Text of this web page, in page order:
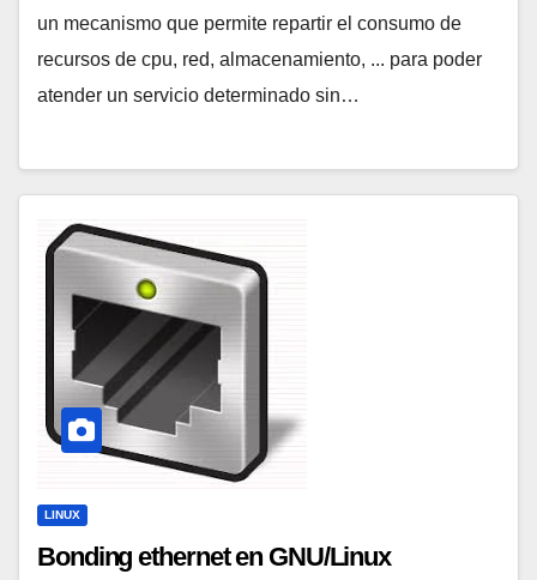
un mecanismo que permite repartir el consumo de
recursos de cpu, red, almacenamiento, ... para poder
atender un servicio determinado sin…
LINUX
Bonding ethernet en GNU/Linux